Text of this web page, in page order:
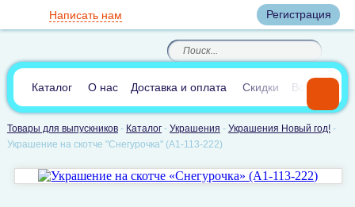
Регистрация
8(812)385-66-65
8(905) 700-70-04
По России звонок
бесплатный
(круглосуточно)
Написать нам
В сравнении:0
Каталог О нас Доставка и оплата Скидки Вопросы и
Товары для выпускников- Каталог- Украшения - Украшения Новый год!-
Украшение на скотче "Снегурочка" (A1-113-222)